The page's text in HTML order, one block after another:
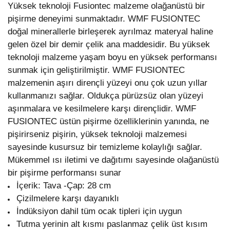
Yüksek teknoloji Fusiontec malzeme olağanüstü bir
pişirme deneyimi sunmaktadır. WMF FUSIONTEC
doğal minerallerle birleşerek ayrılmaz materyal haline
gelen özel bir demir çelik ana maddesidir. Bu yüksek
teknoloji malzeme yaşam boyu en yüksek performansı
sunmak için geliştirilmiştir. WMF FUSIONTEC
malzemenin aşırı dirençli yüzeyi onu çok uzun yıllar
kullanmanızı sağlar. Oldukça pürüzsüz olan yüzeyi
aşınmalara ve kesilmelere karşı dirençlidir. WMF
FUSIONTEC üstün pişirme özelliklerinin yanında, ne
pişirirseniz pişirin, yüksek teknoloji malzemesi
sayesinde kusursuz bir temizleme kolaylığı sağlar.
Mükemmel ısı iletimi ve dağıtımı sayesinde olağanüstü
bir pişirme performansı sunar
İçerik: Tava -Çap: 28 cm
Çizilmelere karşı dayanıklı
İndüksiyon dahil tüm ocak tipleri için uygun
Tutma yerinin alt kısmı paslanmaz çelik üst kısım